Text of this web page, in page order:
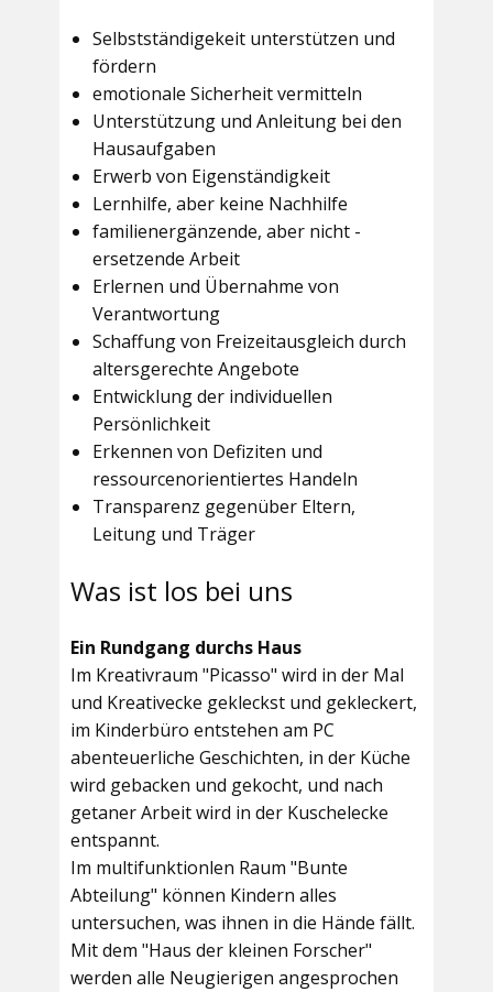
Selbstständigekeit unterstützen und
fördern
emotionale Sicherheit vermitteln
Unterstützung und Anleitung bei den
Hausaufgaben
Erwerb von Eigenständigkeit
Lernhilfe, aber keine Nachhilfe
familienergänzende, aber nicht -
ersetzende Arbeit
Erlernen und Übernahme von
Verantwortung
Schaffung von Freizeitausgleich durch
altersgerechte Angebote
Entwicklung der individuellen
Persönlichkeit
Erkennen von Defiziten und
ressourcenorientiertes Handeln
Transparenz gegenüber Eltern,
Leitung und Träger
Was ist los bei uns
Ein Rundgang durchs Haus
Im Kreativraum "Picasso" wird in der Mal
und Kreativecke gekleckst und gekleckert,
im Kinderbüro entstehen am PC
abenteuerliche Geschichten, in der Küche
wird gebacken und gekocht, und nach
getaner Arbeit wird in der Kuschelecke
entspannt.
Im multifunktionlen Raum "Bunte
Abteilung" können Kindern alles
untersuchen, was ihnen in die Hände fällt.
Mit dem "Haus der kleinen Forscher"
werden alle Neugierigen angesprochen